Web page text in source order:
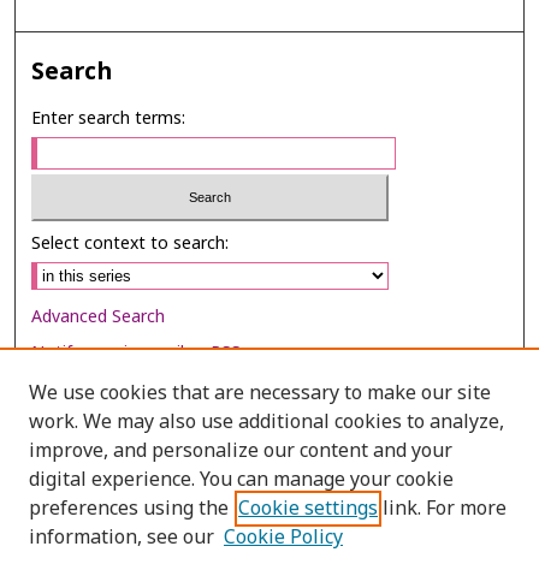
Search
Enter search terms:
Select context to search:
Advanced Search
Notify me via email orRSS
Browse
Collections
Disciplines
Authors
We use cookies that are necessary to make our site
work. We may also use additional cookies to analyze,
improve, and personalize our content and your
digital experience. You can manage your cookie
preferences using the Cookie settings link. For more
information, see our Cookie Policy